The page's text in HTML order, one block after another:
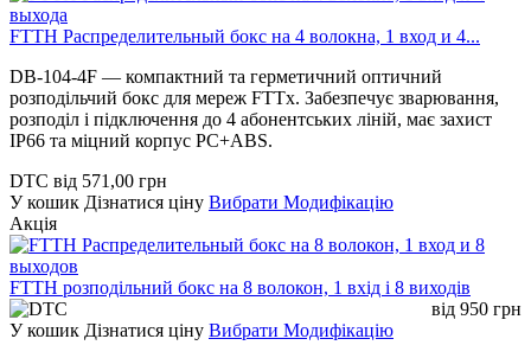
FTTH Распределительный бокс на 4 волокна, 1 вход и 4...
DB-104-4F — компактний та герметичний оптичний
розподільчий бокс для мереж FTTx. Забезпечує зварювання,
розподіл і підключення до 4 абонентських ліній, має захист
IP66 та міцний корпус PC+ABS.
DTC від 571,00 грн
У кошик Дізнатися ціну Вибрати Модифікацію
Акція
FTTH розподільний бокс на 8 волокон, 1 вхід і 8 виходів
від 950 грн
У кошик Дізнатися ціну Вибрати Модифікацію